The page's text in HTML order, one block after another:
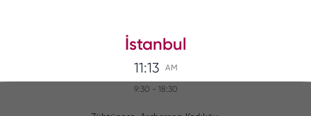
İstanbul
11:13 AM
9:30 - 18:30